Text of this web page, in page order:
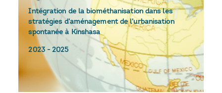
Intégration de la biométhanisation dans les
stratégies d'aménagement de l'urbanisation
spontanée à Kinshasa
2023-2025